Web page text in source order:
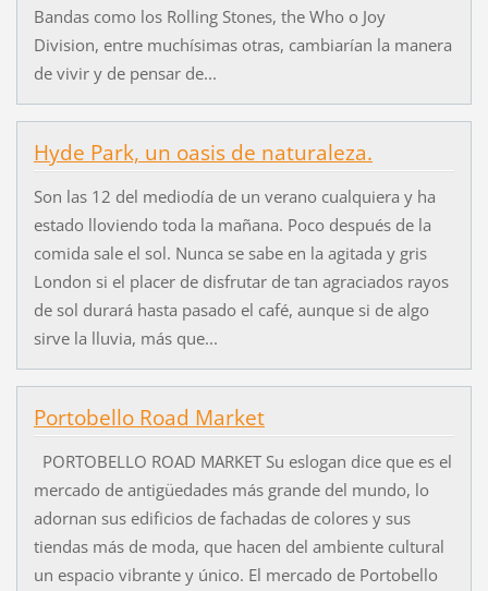
Bandas como los Rolling Stones, the Who o Joy
Division, entre muchísimas otras, cambiarían la manera
de vivir y de pensar de...
Hyde Park, un oasis de naturaleza.
Son las 12 del mediodía de un verano cualquiera y ha
estado lloviendo toda la mañana. Poco después de la
comida sale el sol. Nunca se sabe en la agitada y gris
London si el placer de disfrutar de tan agraciados rayos
de sol durará hasta pasado el café, aunque si de algo
sirve la lluvia, más que...
Portobello Road Market
PORTOBELLO ROAD MARKET Su eslogan dice que es el
mercado de antigüedades más grande del mundo, lo
adornan sus edificios de fachadas de colores y sus
tiendas más de moda, que hacen del ambiente cultural
un espacio vibrante y único. El mercado de Portobello